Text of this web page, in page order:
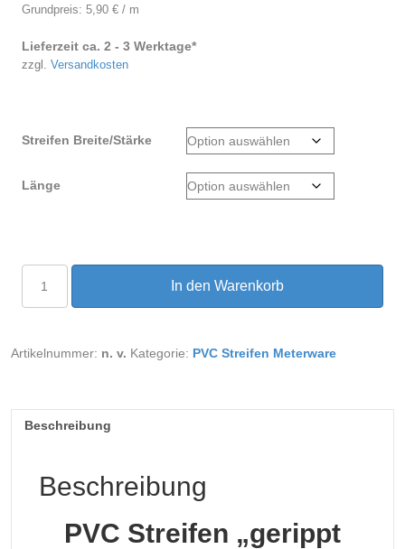
Grundpreis: 5,90 € / m
Lieferzeit ca. 2 - 3 Werktage*
zzgl. Versandkosten
Streifen Breite/Stärke
Länge
PVC
Streifen
Meterware
In den Warenkorb
Artikelnummer: n. v. Kategorie: PVC Streifen Meterware
Beschreibung
Beschreibung
PVC Streifen „gerippt